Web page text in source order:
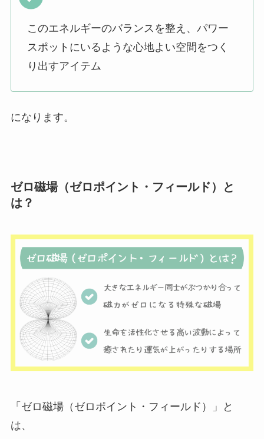
このエネルギーのバランスを整え、パワー
スポットにいるような心地よい空間をつく
り出すアイテム
になります。
ゼロ磁場（ゼロポイント・フィールド）と
は？
「ゼロ磁場（ゼロポイント・フィールド）」と
は、